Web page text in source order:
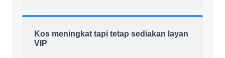
Kos meningkat tapi tetap sediakan layan
VIP